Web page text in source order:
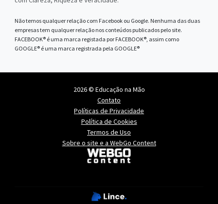
Não temos qualquer relação com Facebook ou Google. Nenhuma das duas
empresas tem qualquer relação nos conteúdos publicados pelo site.
FACEBOOK® é uma marca registada por FACEBOOK®, assim como
GOOGLE® é uma marca registrada pela GOOGLE®
2026 © Educação na Mão
Contato
Políticas de Privacidade
Política de Cookies
Termos de Uso
Sobre o site e a WebGo Content